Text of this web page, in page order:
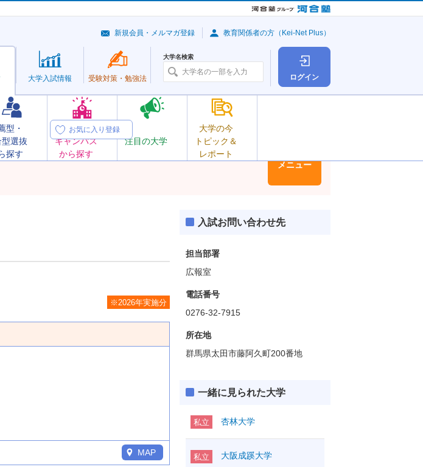
ログイン
型・
選抜
探す
オープン
キャンパス
から探す
注目の大学
大学の今
トピック＆
レポート
大学入試情報 受験対策・ 勉強法
大学名検索
新規会員・メルマガ登録 教育関係者の方（Kei-Net Plus）
お気に入り登録
メニュー
※2026年実施分
MAP
入試お問い合わせ先
担当部署
広報室
電話番号
0276-32-7915
所在地
群馬県太田市藤阿久町200番地
一緒に見られた大学
私立 杏林大学
私立 大阪成蹊大学